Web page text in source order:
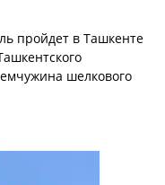
пройдет в Ташкенте
шелкового